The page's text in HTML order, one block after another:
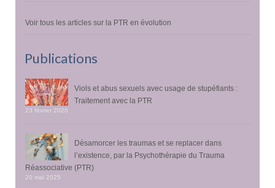
Voir tous les articles sur la PTR en évolution
Publications
Viols et abus sexuels avec usage de stupéfiants :
Traitement avec la PTR
23 février 2026
Désamorcer les traumas et se replacer dans
l’existence, par la Psychothérapie du Trauma
Réassociative (PTR)
20 mai 2025